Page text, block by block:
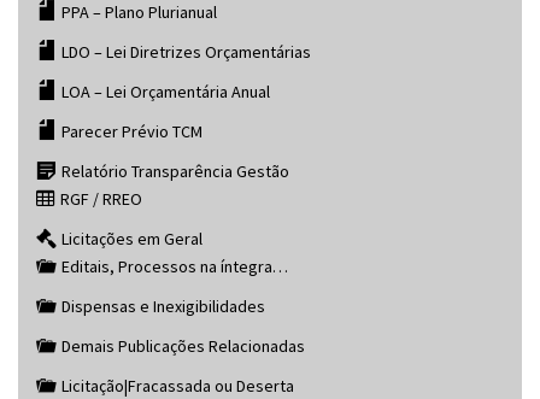
PPA – Plano Plurianual
LDO – Lei Diretrizes Orçamentárias
LOA – Lei Orçamentária Anual
Parecer Prévio TCM
Relatório Transparência Gestão
RGF / RREO
Licitações em Geral
Editais, Processos na íntegra…
Dispensas e Inexigibilidades
Demais Publicações Relacionadas
Licitação|Fracassada ou Deserta